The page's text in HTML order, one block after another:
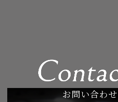
お問い合わ